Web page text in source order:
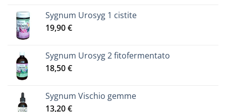
Sygnum Urosyg 1 cistite
19,90€
Sygnum Urosyg 2 fitofermentato
18,50€
Sygnum Vischio gemme
13,20€